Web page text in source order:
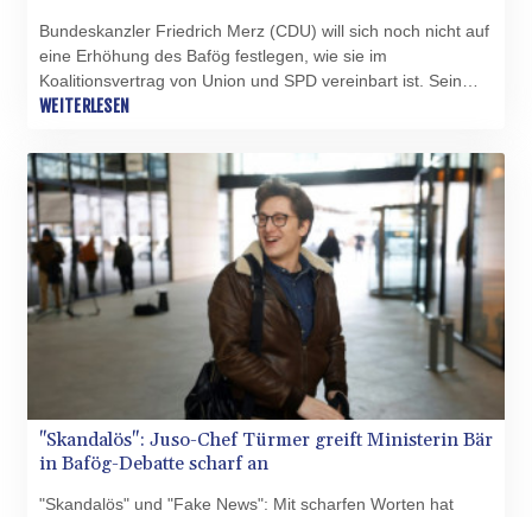
Bundeskanzler Friedrich Merz (CDU) will sich noch nicht auf
eine Erhöhung des Bafög festlegen, wie sie im
Koalitionsvertrag von Union und SPD vereinbart ist. Sein
Sprecher Stefan Kornelius wies am Montag in Berlin darauf
Finanzierungsvorbehalt" stünden. "Das ist ein
Finanzierungsvorbehalt, den die Koalition insgesamt
ausgesprochen hat, weil das Budget auch von allen
Koalitionsteilen getragen werden muss", fügte er hinzu.
WEITERLESEN
"Skandalös": Juso-Chef Türmer greift Ministerin Bär
in Bafög-Debatte scharf an
"Skandalös" und "Fake News": Mit scharfen Worten hat